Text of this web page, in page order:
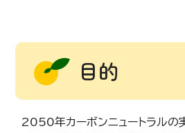
目的
2050年カーボンニュートラルの